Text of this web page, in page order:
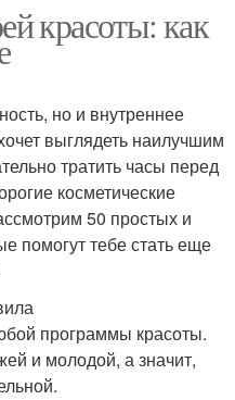
красоты: как
но и внутреннее
выглядеть наилучшим
тратить часы перед
косметические
50 простых и
помогут тебе стать еще
программы красоты.
и молодой, а значит,